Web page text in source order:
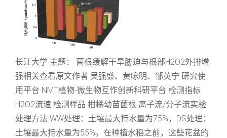
长江大学 主题： 菌根缓解干旱胁迫与根部H2O2外排增
强相关查看原文作者 吴强盛、黄咏明、邹英宁 研究使
用平台 NMT植物-微生物互作创新科研平台 检测指标
H2O2流速 检测样品 柑橘幼苗菌根 离子流/分子流实验
处理方法 WW处理：土壤最大持水量为75%，DS处理：
土壤最大持水量为55%。在种植水稻之前，这些花盆的